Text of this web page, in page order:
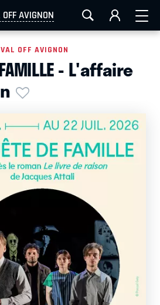
AVIGNON
CAEN LA ROCHELLE
OFF AVIGNON
FAMILLE - L'affaire